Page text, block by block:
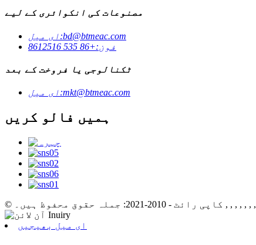
مصنوعات کی انکوائری کے لیے
ای میل:bd@btmeac.com
فون:+86 535 8612516
ٹکنالوجی یا فروخت کے بعد
ای میل:mkt@btmeac.com
ہمیں فالو کریں
© کاپی رائٹ - 2010-2021: جملہ حقوق محفوظ ہیں۔ , , , , , , ,
ای میل بھیجیں